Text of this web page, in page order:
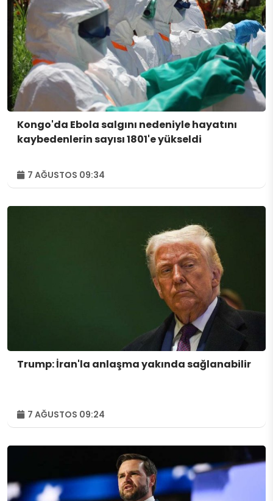
Kongo'da Ebola salgını nedeniyle hayatını
kaybedenlerin sayısı 1801'e yükseldi
7 AĞUSTOS 09:34
Trump: İran'la anlaşma yakında sağlanabilir
7 AĞUSTOS 09:24